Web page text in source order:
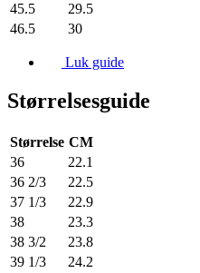
45.5
29.5
46.5
30
Luk guide
Størrelsesguide
Størrelse CM
36
22.1
36 2/3
22.5
37 1/3
22.9
38
23.3
38 3/2
23.8
39 1/3
24.2